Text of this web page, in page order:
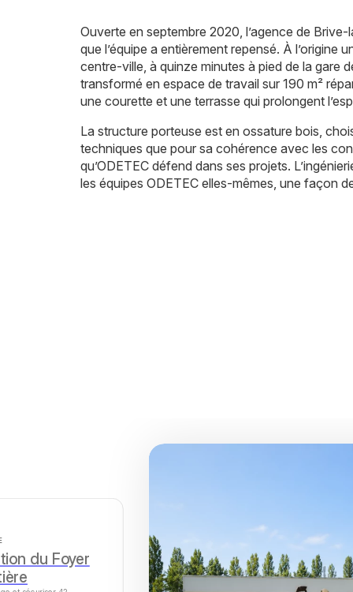
Ouverte en septembre 2020, l’agence de
que l’équipe a entièrement repensé. À l’origine
centre-ville, à quinze minutes à pied de la gare
transformé en espace de travail sur 190 m²
une courette et une terrasse qui prolongent
La structure porteuse est en ossature bois,
techniques que pour sa cohérence avec les
qu’ODETEC défend dans ses projets.
les équipes ODETEC elles-mêmes, une façon
du Foyer